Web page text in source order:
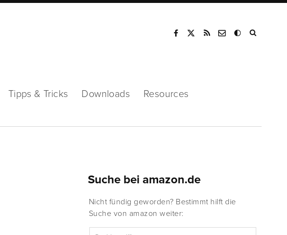
Tipps & Tricks Downloads Resources
Suche bei amazon.de
Nicht fündig geworden? Bestimmt hilft die
Suche von amazon weiter: